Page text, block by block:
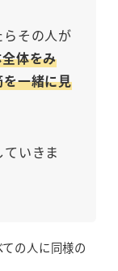
その人が
体をみ
一緒に見
いきま
の人に同様の